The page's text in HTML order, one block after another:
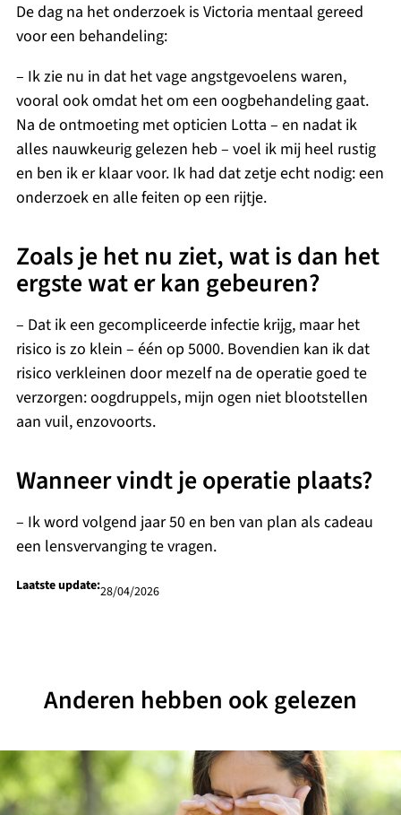
De dag na het onderzoek is Victoria mentaal gereed
voor een behandeling:
– Ik zie nu in dat het vage angstgevoelens waren,
vooral ook omdat het om een oogbehandeling gaat.
Na de ontmoeting met opticien Lotta – en nadat ik
alles nauwkeurig gelezen heb – voel ik mij heel rustig
en ben ik er klaar voor. Ik had dat zetje echt nodig: een
onderzoek en alle feiten op een rijtje.
Zoals je het nu ziet, wat is dan het
ergste wat er kan gebeuren?
– Dat ik een gecompliceerde infectie krijg, maar het
risico is zo klein – één op 5000. Bovendien kan ik dat
risico verkleinen door mezelf na de operatie goed te
verzorgen: oogdruppels, mijn ogen niet blootstellen
aan vuil, enzovoorts.
Wanneer vindt je operatie plaats?
– Ik word volgend jaar 50 en ben van plan als cadeau
een lensvervanging te vragen.
Laatste update:28/04/2026
Anderen hebben ook gelezen